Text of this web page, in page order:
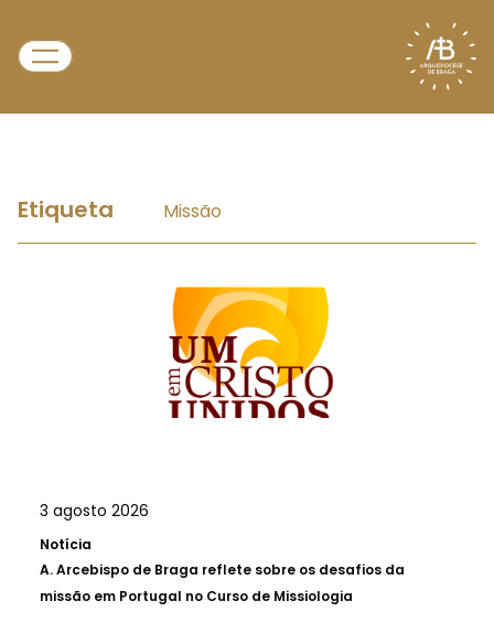
Etiqueta Missão
3 agosto 2026
Notícia
A.Arcebispo de Braga reflete sobre os desafios da
missão em Portugal no Curso de Missiologia